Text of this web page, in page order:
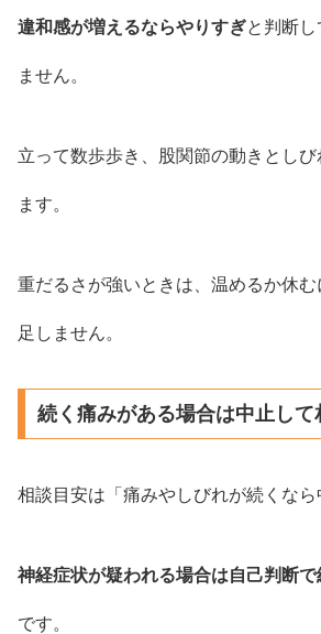
違和感が増えるならやりすぎと判断
ません。
立って数歩歩き、股関節の動きとし
ます。
重だるさが強いときは、温めるか休
足しません。
続く痛みがある場合は中止して
相談目安は「痛みやしびれが続くなら
神経症状が疑われる場合は自己判断で
です。